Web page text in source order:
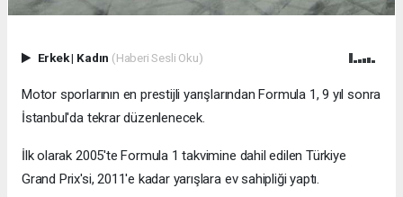
Erkek| Kadın (Haberi Sesli Oku)
Motor sporlarının en prestijli yarışlarından Formula 1, 9 yıl sonra
İstanbul'da tekrar düzenlenecek.
İlk olarak 2005'te Formula 1 takvimine dahil edilen Türkiye
Grand Prix'si, 2011'e kadar yarışlara ev sahipliği yaptı.